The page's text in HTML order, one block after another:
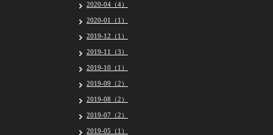
2020-04（4）
2020-01（1）
2019-12（1）
2019-11（3）
2019-10（1）
2019-09（2）
2019-08（2）
2019-07（2）
2019-05（1）